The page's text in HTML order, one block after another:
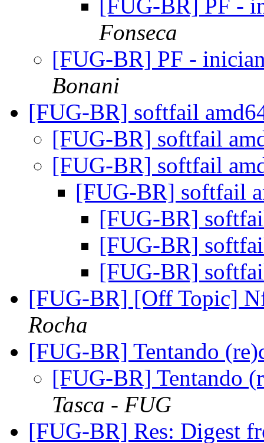
[FUG-BR] PF -
Fonseca
[FUG-BR] PF -
Bonani
[FUG-BR] softfail
[FUG-BR] softfail
[FUG-BR] softfail
[FUG-BR] softfail
[FUG-BR]
[FUG-BR]
[FUG-BR]
[FUG-BR] [Off Topic]
Rocha
[FUG-BR] Tentando
[FUG-BR] Tentando
Tasca - FUG
[FUG-BR] Res: Digest